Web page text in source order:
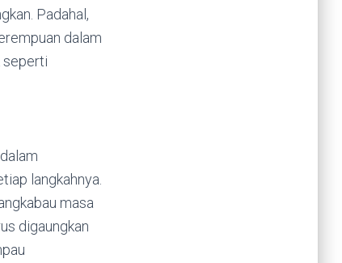
Padahal,
dalam
seperti
langkahnya.
masa
digaungkan